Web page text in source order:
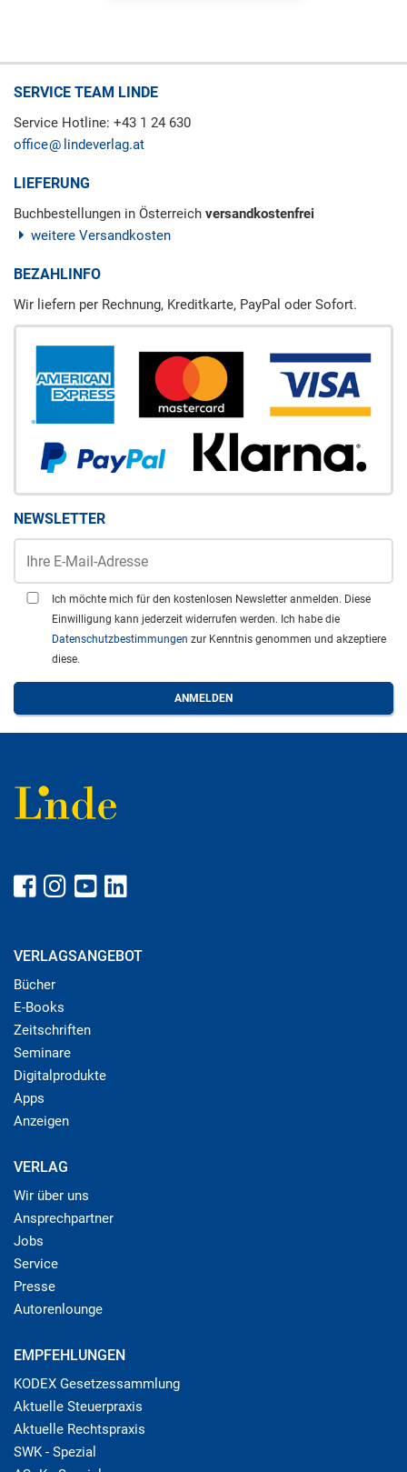
SERVICE TEAM LINDE
Service Hotline: +43 1 24 630
office
lindeverlag.at
LIEFERUNG
Buchbestellungen in Österreich versandkostenfrei
weitere Versandkosten
BEZAHLINFO
Wir liefern per Rechnung, Kreditkarte, PayPal oder Sofort.
NEWSLETTER
Ich möchte mich für den kostenlosen Newsletter anmelden. Diese
Einwilligung kann jederzeit widerrufen werden. Ich habe die
Datenschutzbestimmungen zur Kenntnis genommen und akzeptiere
diese.
VERLAGSANGEBOT
Bücher
E-Books
Zeitschriften
Seminare
Digitalprodukte
Apps
Anzeigen
VERLAG
Wir über uns
Ansprechpartner
Jobs
Service
Presse
Autorenlounge
EMPFEHLUNGEN
KODEX Gesetzessammlung
Aktuelle Steuerpraxis
Aktuelle Rechtspraxis
SWK - Spezial